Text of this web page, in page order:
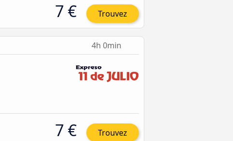
7 € Trouvez
4h 0min
7 € Trouvez